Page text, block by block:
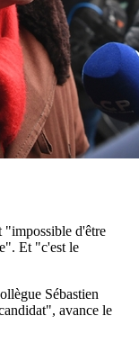
"impossible d'être
Et "c'est le
Sébastien
avance le